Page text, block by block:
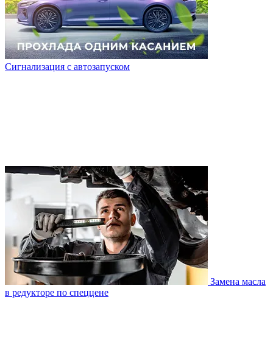
Сигнализация с автозапуском
Замена масла
в редукторе по спеццене